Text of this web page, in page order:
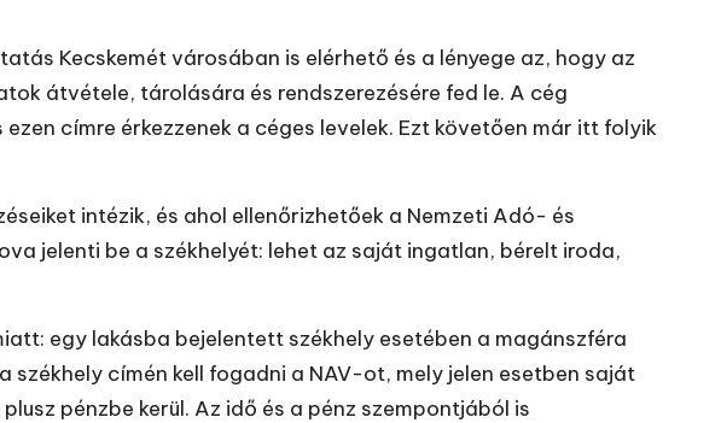
Kecskemétvárosában is elérhető és a lényege az, hogy az
átvétele, tárolására és rendszerezésére fed le. A cég
címre érkezzenek a céges levelek. Ezt követően már itt folyik
intézik, és ahol ellenőrizhetőek a Nemzeti Adó- és
jelenti be a székhelyét: lehet az saját ingatlan, bérelt iroda,
egy lakásba bejelentett székhely esetében a magánszféra
címén kell fogadni a NAV-ot, mely jelen esetben saját
pénzbe kerül. Az idő és a pénz szempontjából is